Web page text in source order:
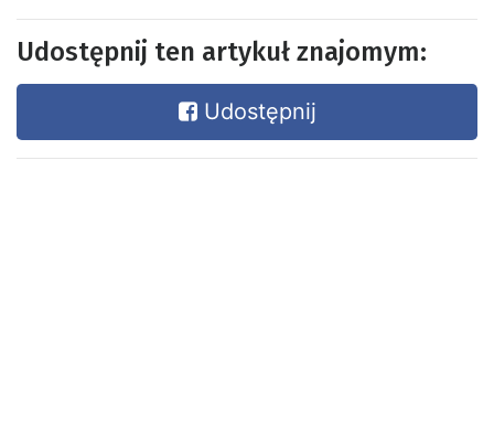
Udostępnij ten artykuł znajomym:
Udostępnij